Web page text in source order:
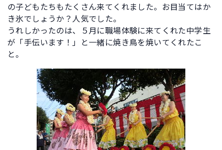
の子どもたちもたくさん来てくれました。お目当てはか
き氷でしょうか？人気でした。
うれしかったのは、５月に職場体験に来てくれた中学生
が「手伝います！」と一緒に焼き鳥を焼いてくれたこ
と。